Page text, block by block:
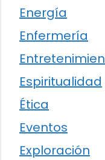
Energía
Enfermería
Espiritualidad
Ética
Eventos
Exploración